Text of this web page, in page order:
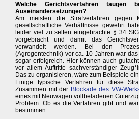
Welche Gerichtsverfahren taugen
Auseinandersetzungen?
Am meisten die Strafverfahren gegen
gesellschaftliche Verhältnisse gewehrt
leider viel zu selten eingebrachte § 34
vorgebracht und damit das
verwandelt werden. Bei den
(Agrogentechnik) vor ca. 10 Jahren war
sogar erfolgreich. Hier können auch
vor allem Auftritte sachverständiger
Das zu organisieren, wäre zum Beispiele
Einige typische Verfahren für diese
Zusammen mit der Blockade des VW-
eines mit Neuwagen vollbeladenen
Problem: Ob es die Verfahren gibt und
bestimmen.